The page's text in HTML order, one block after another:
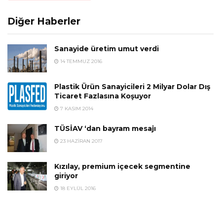
Diğer Haberler
Sanayide üretim umut verdi
14 TEMMUZ 2016
Plastik Ürün Sanayicileri 2 Milyar Dolar Dış
Ticaret Fazlasına Koşuyor
7 KASIM 2014
TÜSİAV ‘dan bayram mesajı
23 HAZIRAN 2017
Kızılay, premium içecek segmentine
giriyor
18 EYLÜL 2016